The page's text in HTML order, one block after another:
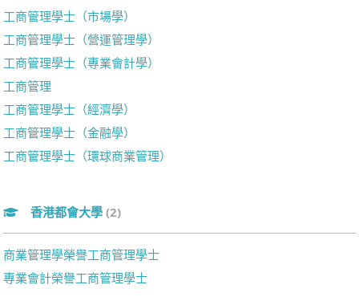
工商管理學士（市場學）
工商管理學士（營運管理學）
工商管理學士（專業會計學）
工商管理
工商管理學士（經濟學）
工商管理學士（金融學）
工商管理學士（環球商業管理）
香港都會大學 (2)
商業管理學榮譽工商管理學士
專業會計榮譽工商管理學士